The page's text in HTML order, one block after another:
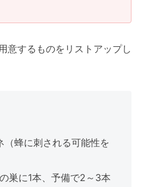
意するものをリストアップし
（蜂に刺される可能性を
巣に1本、予備で2～3本